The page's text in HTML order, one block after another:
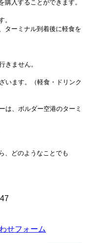
入することができます。
。
ターミナル到着後に軽食を
きません。
います。（軽食・ドリンク
は、ボルダー空港のターミ
、どのようなことでも
せフォーム